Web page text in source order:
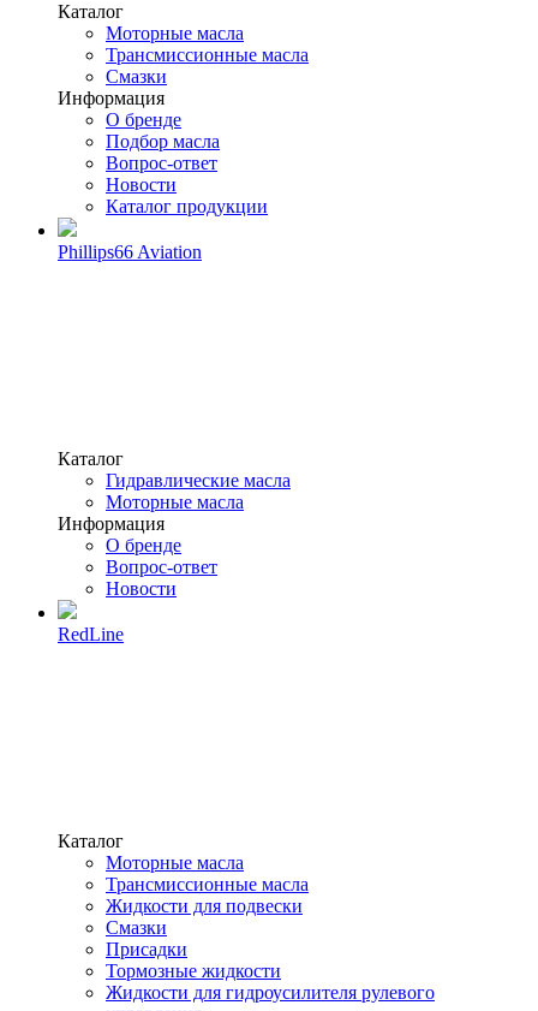
Каталог
Моторные масла
Трансмиссионные масла
Смазки
Информация
О бренде
Подбор масла
Вопрос-ответ
Новости
Каталог продукции
Phillips66 Aviation
Каталог
Гидравлические масла
Моторные масла
Информация
О бренде
Вопрос-ответ
Новости
RedLine
Каталог
Моторные масла
Трансмиссионные масла
Жидкости для подвески
Смазки
Присадки
Тормозные жидкости
Жидкости для гидроусилителя рулевого